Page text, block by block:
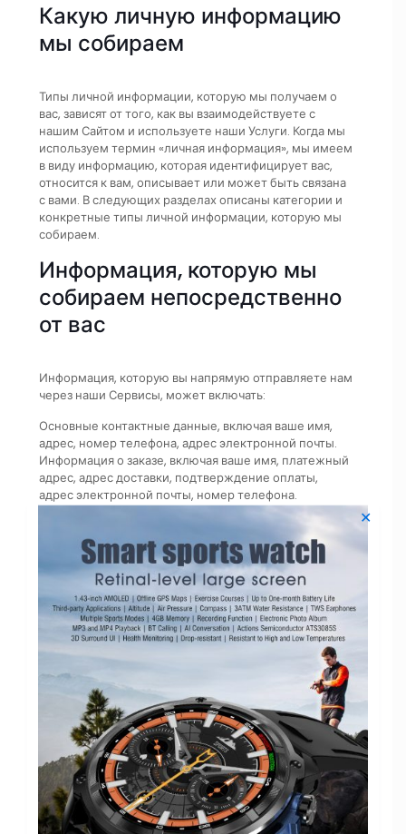
Какую личную информацию
мы собираем
Типы личной информации, которую мы получаем о
вас, зависят от того, как вы взаимодействуете с
нашим Сайтом и используете наши Услуги. Когда мы
используем термин «личная информация», мы имеем
в виду информацию, которая идентифицирует вас,
относится к вам, описывает или может быть связана
с вами. В следующих разделах описаны категории и
конкретные типы личной информации, которую мы
собираем.
Информация, которую мы
собираем непосредственно
от вас
Информация, которую вы напрямую отправляете нам
через наши Сервисы, может включать:
Основные контактные данные, включая ваше имя,
адрес, номер телефона, адрес электронной почты.
Информация о заказе, включая ваше имя, платежный
адрес, адрес доставки, подтверждение оплаты,
адрес электронной почты, номер телефона.
Информация об учетной записи, включая ваше имя
Информация о покупках, включая товары, которые вы
просматриваете, кладете в корзину или добавляете в
список желаний.
Информация о поддержке клиентов, включая
информацию, которую вы решили включить в
общение с нами, например, при отправке сообщения
через Сервисы.
Некоторые функции Сервисов могут потребовать от
вас непосредственно предоставить нам
определенную информацию о себе. Вы можете
решить не предоставлять эту информацию, но это
может помешать вам использовать или получить
доступ к этим функциям.
Информация, которую мы
собираем с помощью
✕